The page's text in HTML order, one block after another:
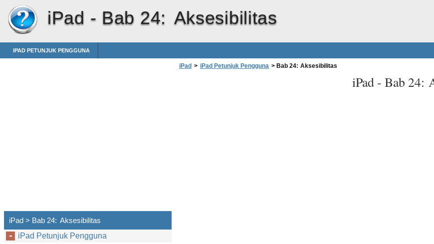
iPad - Bab 24: Aksesibilitas
IPAD PETUNJUK PENGGUNA
iPad > iPad Petunjuk Pengguna > Bab 24: Aksesibilitas
iPad - Bab 24:
iPad > Bab 24: Aksesibilitas
iPad Petunjuk Pengguna